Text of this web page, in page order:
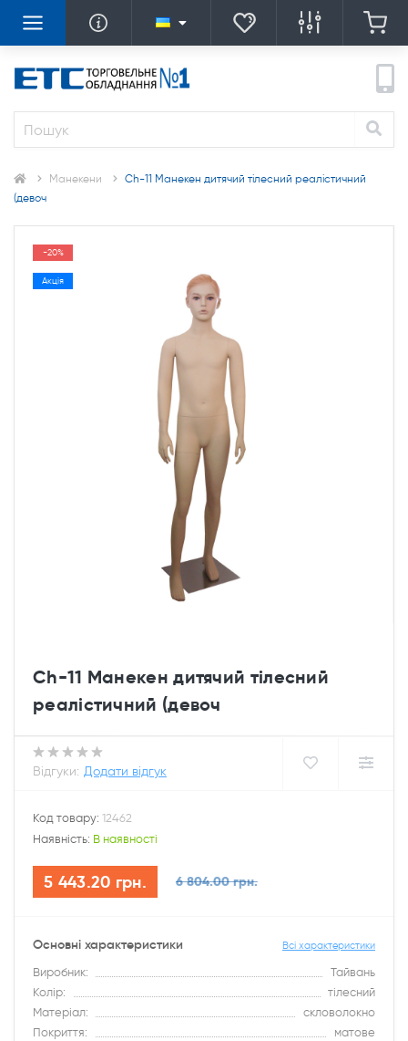
Манекени
Ch-11 Манекен дитячий тілесний реалістичний
(девоч
-20%
Акція
Ch-11 Манекен дитячий тілесний
реалістичний (девоч
Відгуки: Додати відгук
Код товару: 12462
Наявність: В наявності
5 443.20 грн. 6 804.00 грн.
Основні характеристики Всі характеристики
Виробник:
Тайвань
Колір:
тілесний
Матеріал:
скловолокно
Покриття:
матове